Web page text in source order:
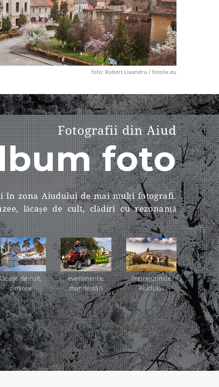
foto: Robert Lixandru / fotolix.eu
Fotografii din Aiud
foto
în zona Aiudului de mai mulți fotografi.
lăcașe de cult, clădiri cu rezonanţă
lăcaşe de cult,
cimitire
evenimente,
manifestări
împrejurimile
Aiudului